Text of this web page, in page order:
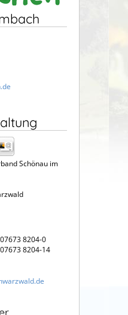
Schönau im
07673 8204-0
07673 8204-14